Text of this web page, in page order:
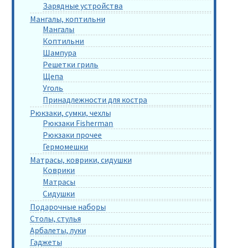
Зарядные устройства
Мангалы, коптильни
Мангалы
Коптильни
Шампура
Решетки гриль
Щепа
Уголь
Принадлежности для костра
Рюкзаки, сумки, чехлы
Рюкзаки Fisherman
Рюкзаки прочее
Гермомешки
Матрасы, коврики, сидушки
Коврики
Матрасы
Сидушки
Подарочные наборы
Столы, стулья
Арбалеты, луки
Гаджеты